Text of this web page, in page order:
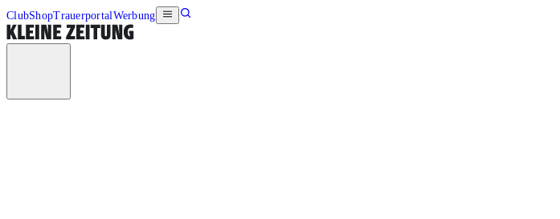
ClubShopTrauerportalWerbung